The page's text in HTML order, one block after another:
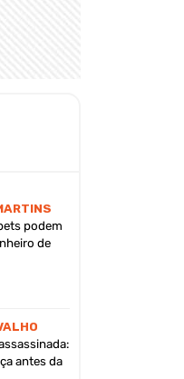
podem
de
antes da